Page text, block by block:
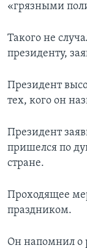
«грязными
Такого не
президенту,
Президент
тех, кого он
Президент
пришелся по
стране.
Проходящее
праздником.
Он напомнил о